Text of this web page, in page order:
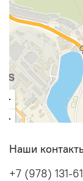
Наши
+7 (978) 131-